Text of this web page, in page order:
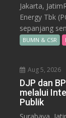
Jakarta,
Energy Tbk
sepanjang
BUMN & CSR
Aug 5, 2026
DJP dan
melalui
Publik